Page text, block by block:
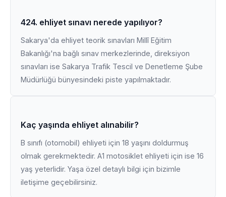
424. ehliyet sınavı nerede yapılıyor?
Sakarya'da ehliyet teorik sınavları Millî Eğitim
Bakanlığı'na bağlı sınav merkezlerinde, direksiyon
sınavları ise Sakarya Trafik Tescil ve Denetleme Şube
Müdürlüğü bünyesindeki piste yapılmaktadır.
Kaç yaşında ehliyet alınabilir?
B sınıfı (otomobil) ehliyeti için 18 yaşını doldurmuş
olmak gerekmektedir. A1 motosiklet ehliyeti için ise 16
yaş yeterlidir. Yaşa özel detaylı bilgi için bizimle
iletişime geçebilirsiniz.